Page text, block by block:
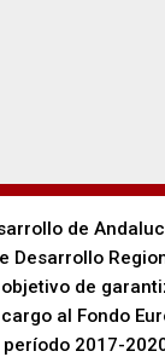
de
Desarrollo
de
al Fondo
2017-